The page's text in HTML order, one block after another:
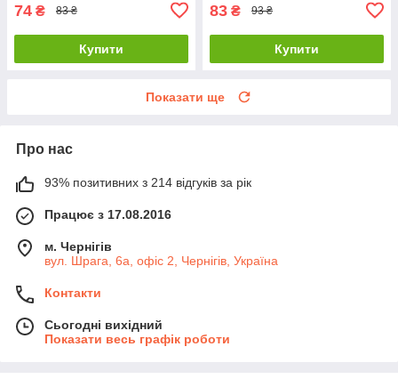
74 ₴ 83 ₴
Купити
83 ₴ 93 ₴
Купити
Показати ще
Про нас
93% позитивних з 214 відгуків за рік
Працює з 17.08.2016
м. Чернігів
вул. Шрага, 6а, офіс 2, Чернігів, Україна
Контакти
Сьогодні вихідний
Показати весь графік роботи